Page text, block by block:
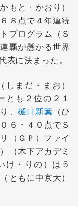
かもと・かおり）
８点で４年連続
プログラム（Ｓ
覇が懸かる世界
に決まった。
（しまだ・まお）
とも２位の２１
、 樋口新葉 （ひ
６・４０点でＳ
（ＧＰ）ファイ
（木下アカデミ
け・りの）は５
ともに中京大）